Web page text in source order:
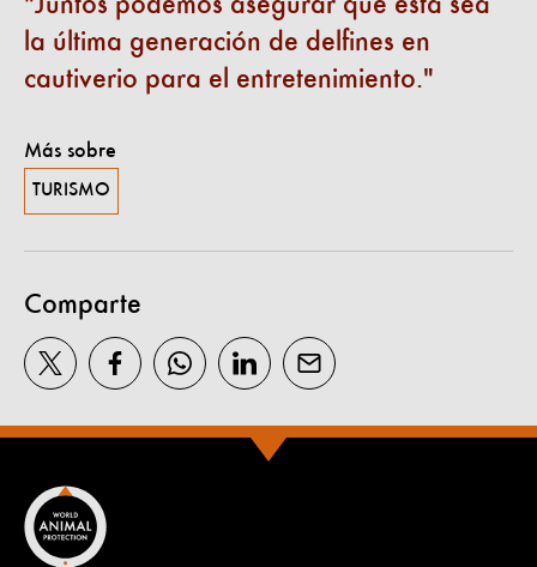
la última generación de delfines en
cautiverio para el entretenimiento.
Más sobre
TURISMO
Comparte